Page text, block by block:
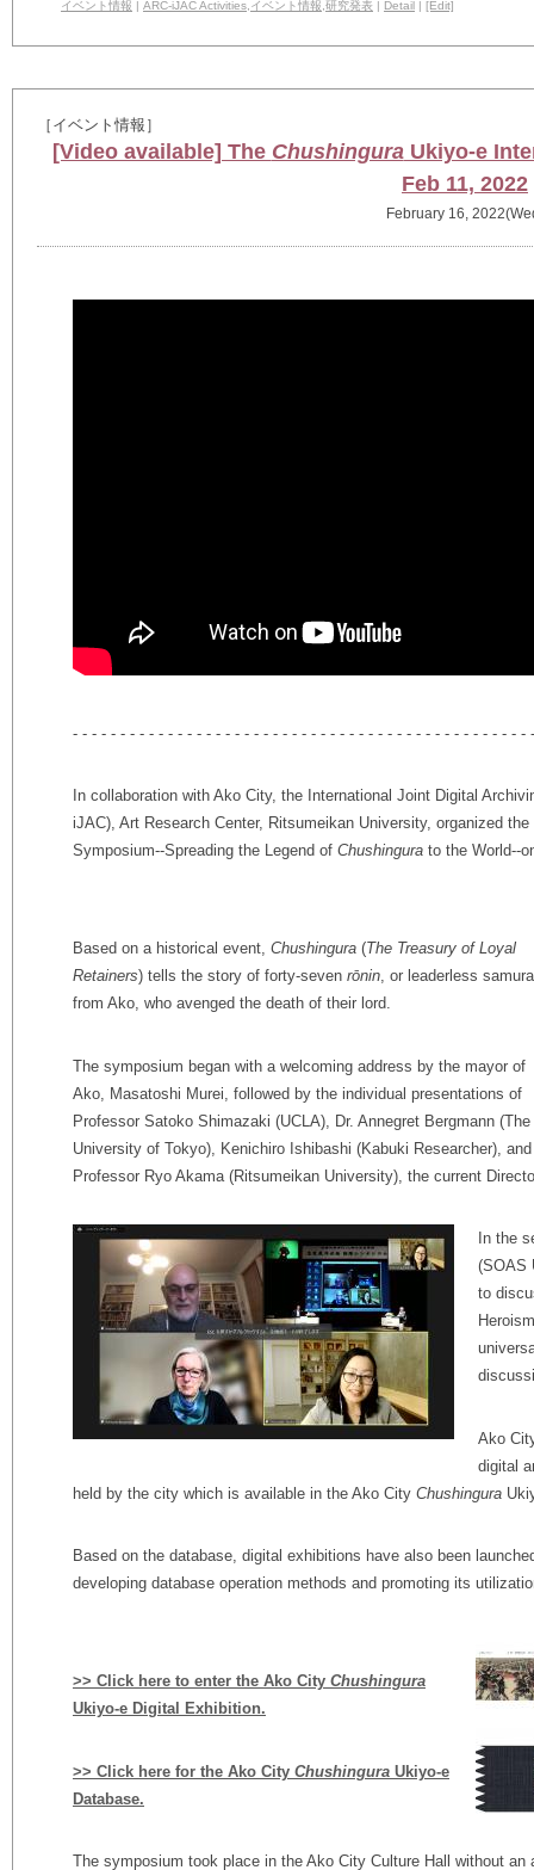
イベント情報 | ARC-iJAC Activities イベント情報 研究発表 | Detail | [Edit]
［イベント情報］
[Video available] The ChushinguraUkiyo-e
Feb 11, 2022
February 16,
- - - - - - - - - - - - - - - - - - - - - - - - - - - - - - - - - - - - - - - - - - - - - - - -
In collaboration with Ako City, the International Joint Digital
iJAC), Art Research Center, Ritsumeikan University, organized the
Symposium--Spreading the Legend of Chushingura to the World--
Based on a historical event, Chushingura (The Treasury of Loyal
Retainers) tells the story of forty-seven rōnin, or leaderless
from Ako, who avenged the death of their lord.
The symposium began with a welcoming address by the mayor of
Ako, Masatoshi Murei, followed by the individual presentations of
Professor Satoko Shimazaki (UCLA), Dr. Annegret Bergmann (The
University of Tokyo), Kenichiro Ishibashi (Kabuki Researcher), and
Professor Ryo Akama (Ritsumeikan University), the current
In the
(SOAS
to
Ako
digital
held by the city which is available in the Ako City Chushingura
Based on the database, digital exhibitions have also been
developing database operation methods and promoting its
>> Click here to enter the Ako City Chushingura
Ukiyo-e Digital Exhibition.
>> Click here for the Ako City Chushingura Ukiyo-e
Database.
The symposium took place in the Ako City Culture Hall without